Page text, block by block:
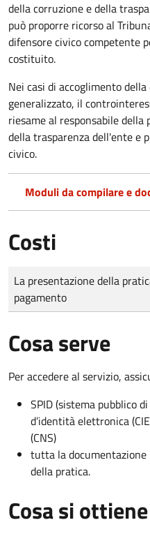
della corruzione e della
può proporre ricorso al
difensore civico competente
costituito.
Nei casi di accoglimento della
generalizzato, il
riesame al responsabile
della trasparenza dell'ente e
civico.
Moduli da compilare e
Costi
Tipo di pagamento
Importo
La presentazione della
pagamento
Cosa serve
Per accedere al servizio,
SPID (sistema pubblico
d’identità elettronica
(CNS)
tutta la
della pratica.
Cosa si ottiene